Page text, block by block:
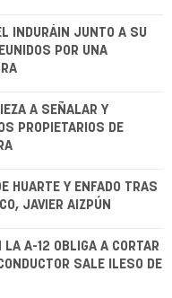
INDURÁIN JUNTO A SU
POR UNA
A SEÑALAR Y
PROPIETARIOS DE
HUARTE Y ENFADO TRAS
JAVIER AIZPÚN
LA A-12 OBLIGA A CORTAR
SALE ILESO DE